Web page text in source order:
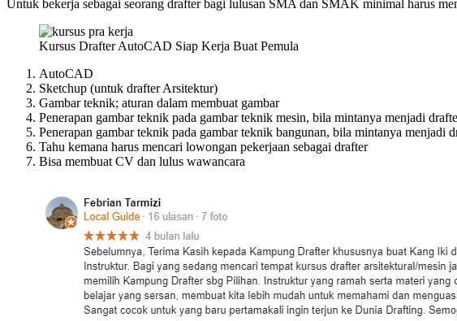
Untuk bekerja sebagai seorang drafter bagi lulusan SMA dan SMAK minimal harus
Kursus Drafter AutoCAD Siap Kerja Buat Pemula
AutoCAD
Sketchup (untuk drafter Arsitektur)
Gambar teknik; aturan dalam membuat gambar
Penerapan gambar teknik pada gambar teknik mesin, bila mintanya menjadi
Penerapan gambar teknik pada gambar teknik bangunan, bila mintanya menjadi
Tahu kemana harus mencari lowongan pekerjaan sebagai drafter
Bisa membuat CV dan lulus wawancara